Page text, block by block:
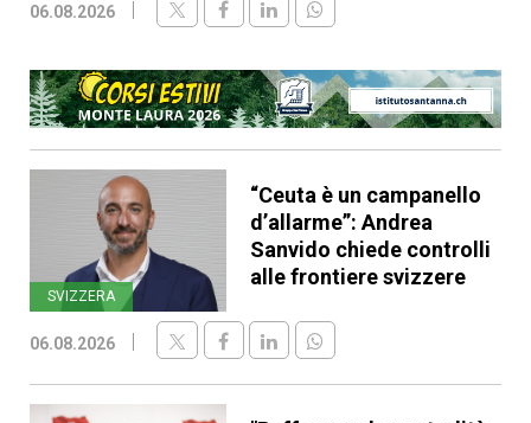
06.08.2026
SVIZZERA
“Ceuta è un campanello
d’allarme”: Andrea
Sanvido chiede controlli
alle frontiere svizzere
06.08.2026